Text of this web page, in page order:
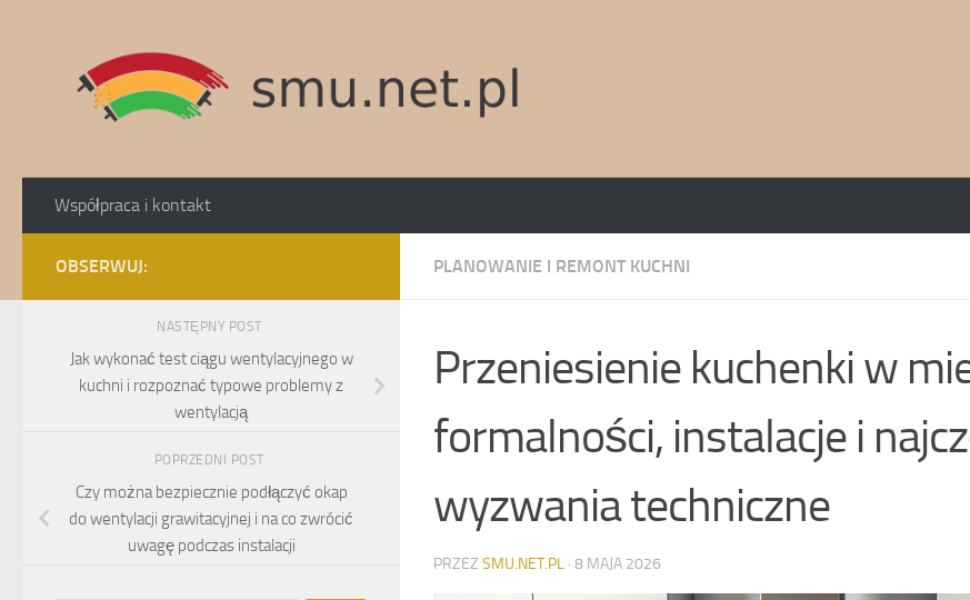
Współpraca i kontakt
PLANOWANIE I REMONT KUCHNI
Przeniesienie kuchenki w
formalności, instalacje i
wyzwania techniczne
PRZEZ SMU.NET.PL · 8 MAJA 2026
OBSERWUJ:
NASTĘPNY POST
Jak wykonać test ciągu wentylacyjnego w
kuchni i rozpoznać typowe problemy z
wentylacją
POPRZEDNI POST
Czy można bezpiecznie podłączyć okap
do wentylacji grawitacyjnej i na co zwrócić
uwagę podczas instalacji